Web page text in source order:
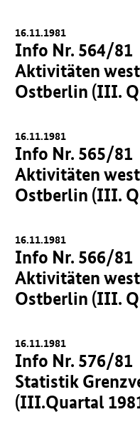
16.11.1981
Info Nr. 564/81
Aktivitäten
Ostberlin (III.
16.11.1981
Info Nr. 565/81
Aktivitäten
Ostberlin (III.
16.11.1981
Info Nr. 566/81
Aktivitäten
Ostberlin (III.
16.11.1981
Info Nr. 576/81
Statistik
(III.Quartal